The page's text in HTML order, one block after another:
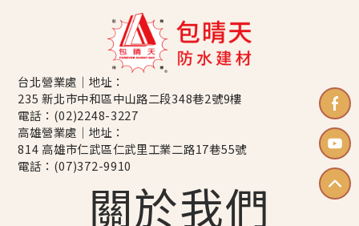
台北營業處｜地址：
235 新北市中和區中山路二段348巷2號9樓
電話： (02)2248-3227
高雄營業處｜地址：
814 高雄市仁武區仁武里工業二路17巷55號
電話： (07)372-9910
關於我們